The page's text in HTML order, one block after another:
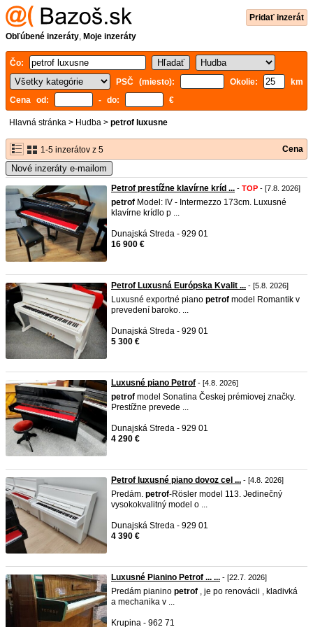
Pridať inzerát
Obľúbené inzeráty, Moje inzeráty
Čo:
PSČ (miesto):
Okolie:
km
Cena od:
- do: €
Hlavná stránka > Hudba > petrof luxusne
1-5 inzerátov z 5 Cena
Nové inzeráty e-mailom
Petrof prestížne klavírne kríd ... - TOP - [7.8. 2026]
petrof Model: IV - Intermezzo 173cm. Luxusné
klavírne krídlo p ...
Dunajská Streda - 929 01
16 900 €
Petrof Luxusná Európska Kvalit ... - [5.8. 2026]
Luxusné exportné piano petrof model Romantik v
prevedení baroko. ...
Dunajská Streda - 929 01
5 300 €
Luxusné piano Petrof - [4.8. 2026]
petrof model Sonatina Českej prémiovej značky.
Prestížne prevede ...
Dunajská Streda - 929 01
4 290 €
Petrof luxusné piano dovoz cel ... - [4.8. 2026]
Predám. petrof-Rösler model 113. Jedinečný
vysokokvalitný model o ...
Dunajská Streda - 929 01
4 390 €
Luxusné Pianino Petrof ... ... - [22.7. 2026]
Predám pianino petrof , je po renovácii , kladivká
a mechanika v ...
Krupina - 962 71